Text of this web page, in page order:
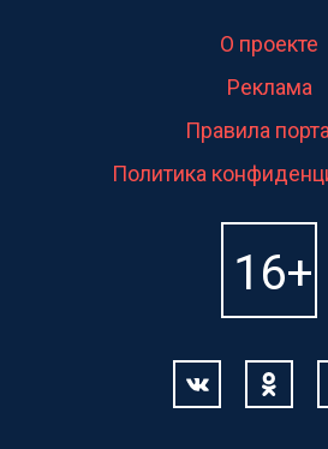
О проекте
Реклама
Правила
Политика